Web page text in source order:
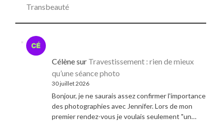
Transbeauté
Célènesur Travestissement : rien de mieux
qu’une séance photo
30 juillet 2026
Bonjour, je ne saurais assez confirmer l'importance
des photographies avec Jennifer. Lors de mon
premier rendez-vous je voulais seulement "un…